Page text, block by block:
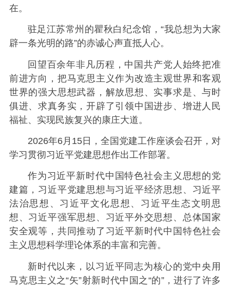
在。
驻足江苏常州的瞿秋白纪念馆，“我总想为大家
辟一条光明的路”的赤诚心声直抵人心。
回望百余年非凡历程，中国共产党人始终把准
前进方向，把马克思主义作为改造主观世界和客观
世界的强大思想武器，解放思想、实事求是、与时
俱进、求真务实，开辟了引领中国进步、增进人民
福祉、实现民族复兴的康庄大道。
2026年6月15日，全国党建工作座谈会召开，对
学习贯彻习近平党建思想作出工作部署。
作为习近平新时代中国特色社会主义思想的党
建篇，习近平党建思想与习近平经济思想、习近平
法治思想、习近平文化思想、习近平生态文明思
想、习近平强军思想、习近平外交思想、总体国家
安全观等，共同推动了习近平新时代中国特色社会
主义思想科学理论体系的丰富和完善。
新时代以来，以习近平同志为核心的党中央用
马克思主义之“矢”射新时代中国之“的”，进行了许多